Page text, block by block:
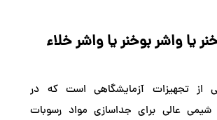
یا واشر بوخنر یا واشر خلاء
ازتجهیزات آزمایشگاهیاست که در
شیمی عالی برای جداسازی مواد رسوبات